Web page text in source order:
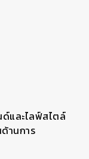
และไลฟ์สไตล์
านการ